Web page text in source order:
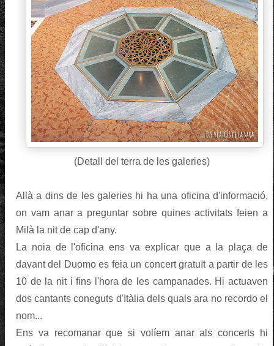
(Detall del terra de les galeries)
Allà a dins de les galeries hi ha una oficina d'informació,
on vam anar a preguntar sobre quines activitats feien a
Milà la nit de cap d'any.
La noia de l'oficina ens va explicar que a la plaça de
davant del Duomo es feia un concert gratuït a partir de les
10 de la nit i fins l'hora de les campanades. Hi actuaven
dos cantants coneguts d'Itàlia dels quals ara no recordo el
nom...
Ens va recomanar que si volíem anar als concerts hi